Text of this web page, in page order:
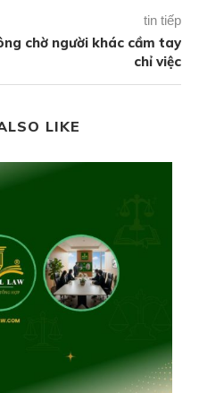
tin tiếp
chờ người khác cầm tay
chỉ việc
LIKE